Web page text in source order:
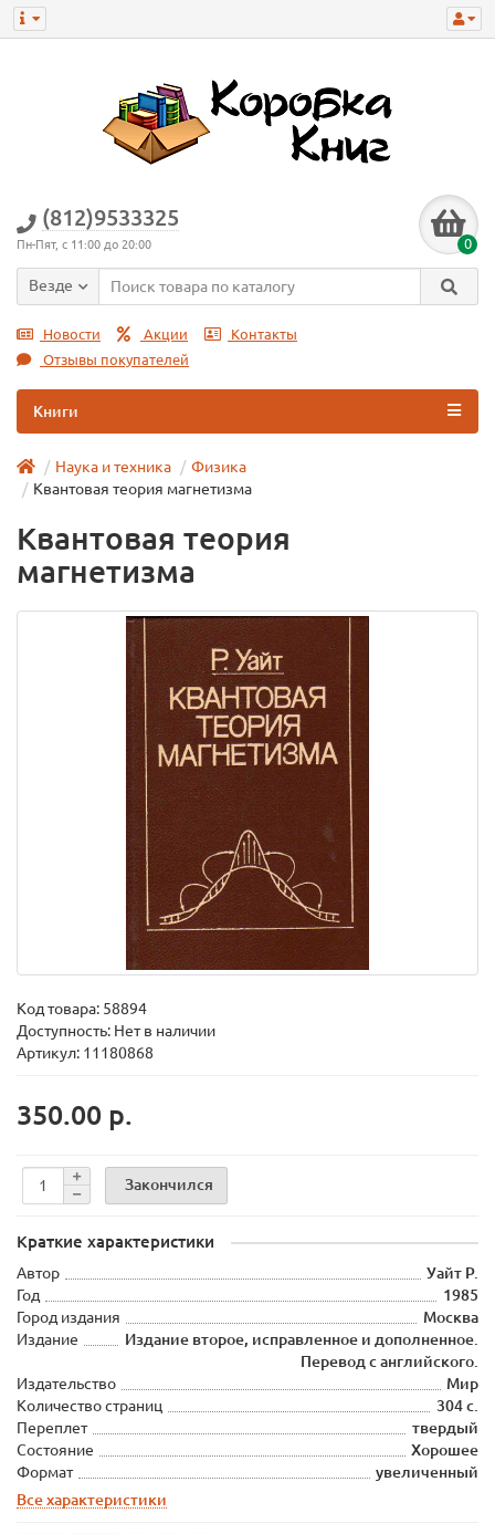
(812)9533325
Пн-Пят, с 11:00 до 20:00 0
Везде
Новости Акции
Контакты
Отзывы покупателей
Книги
Наука и техника
Физика
Квантовая теория магнетизма
Квантовая теория
магнетизма
Код товара: 58894
Доступность: Нет в наличии
Артикул: 11180868
350.00 р.
Закончился
Краткие характеристики
Автор
Уайт Р.
Год
1985
Город издания
Москва
Издание
Издание второе, исправленное и дополненное.
Перевод с английского.
Издательство
Мир
Количество страниц
304 с.
Переплет
твердый
Состояние
Хорошее
Формат
увеличенный
Все характеристики